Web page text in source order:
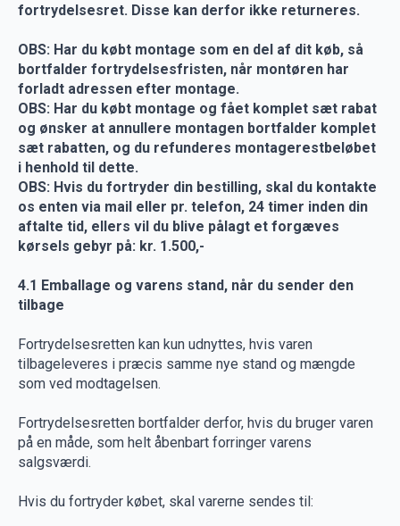
fortrydelsesret. Disse kan derfor ikke returneres.
OBS: Har du købt montage som en del af dit køb, så
bortfalder fortrydelsesfristen, når montøren har
forladt adressen efter montage.
OBS: Har du købt montage og fået komplet sæt rabat
og ønsker at annullere montagen bortfalder komplet
sæt rabatten, og du refunderes montagerestbeløbet
i henhold til dette.
OBS: Hvis du fortryder din bestilling, skal du kontakte
os enten via mail eller pr. telefon, 24 timer inden din
aftalte tid, ellers vil du blive pålagt et forgæves
kørsels gebyr på: kr. 1.500,-
4.1 Emballage og varens stand, når du sender den
tilbage
Fortrydelsesretten kan kun udnyttes, hvis varen
tilbageleveres i præcis samme nye stand og mængde
som ved modtagelsen.
Fortrydelsesretten bortfalder derfor, hvis du bruger varen
på en måde, som helt åbenbart forringer varens
salgsværdi.
Hvis du fortryder købet, skal varerne sendes til: